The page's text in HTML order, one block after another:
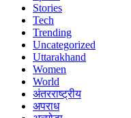
Stories
Tech
Trending
Uncategorized
Uttarakhand
Women
World
अंतरराष्ट्रीय
अपराध